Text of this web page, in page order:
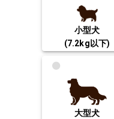
小型犬
大型犬